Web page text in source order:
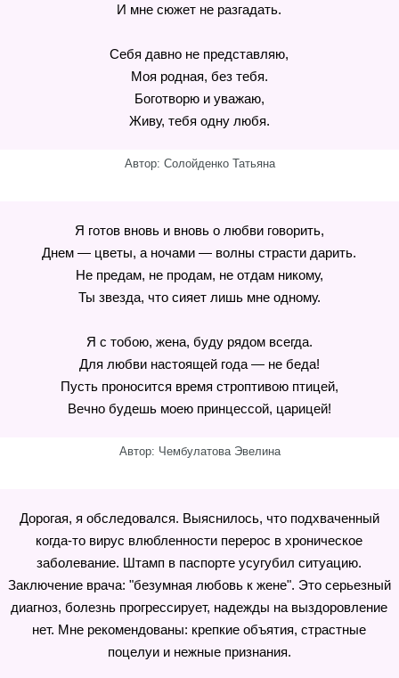
И мне сюжет не разгадать.
Себя давно не представляю,
Моя родная, без тебя.
Боготворю и уважаю,
Живу, тебя одну любя.
Автор: Солойденко Татьяна
Я готов вновь и вновь о любви говорить,
Днем — цветы, а ночами — волны страсти дарить.
Не предам, не продам, не отдам никому,
Ты звезда, что сияет лишь мне одному.
Я с тобою, жена, буду рядом всегда.
Для любви настоящей года — не беда!
Пусть проносится время строптивою птицей,
Вечно будешь моею принцессой, царицей!
Автор: Чембулатова Эвелина
Дорогая, я обследовался. Выяснилось, что подхваченный
когда-то вирус влюбленности перерос в хроническое
заболевание. Штамп в паспорте усугубил ситуацию.
Заключение врача: "безумная любовь к жене". Это серьезный
диагноз, болезнь прогрессирует, надежды на выздоровление
нет. Мне рекомендованы: крепкие объятия, страстные
поцелуи и нежные признания.